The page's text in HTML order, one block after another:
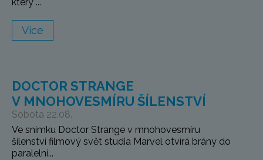
Více
DOCTOR STRANGE
V MNOHOVESMÍRU ŠÍLENSTVÍ
Sobota 22.08.
Ve snímku Doctor Strange v mnohovesmíru
šílenství filmový svět studia Marvel otvírá brány do
paralelní...